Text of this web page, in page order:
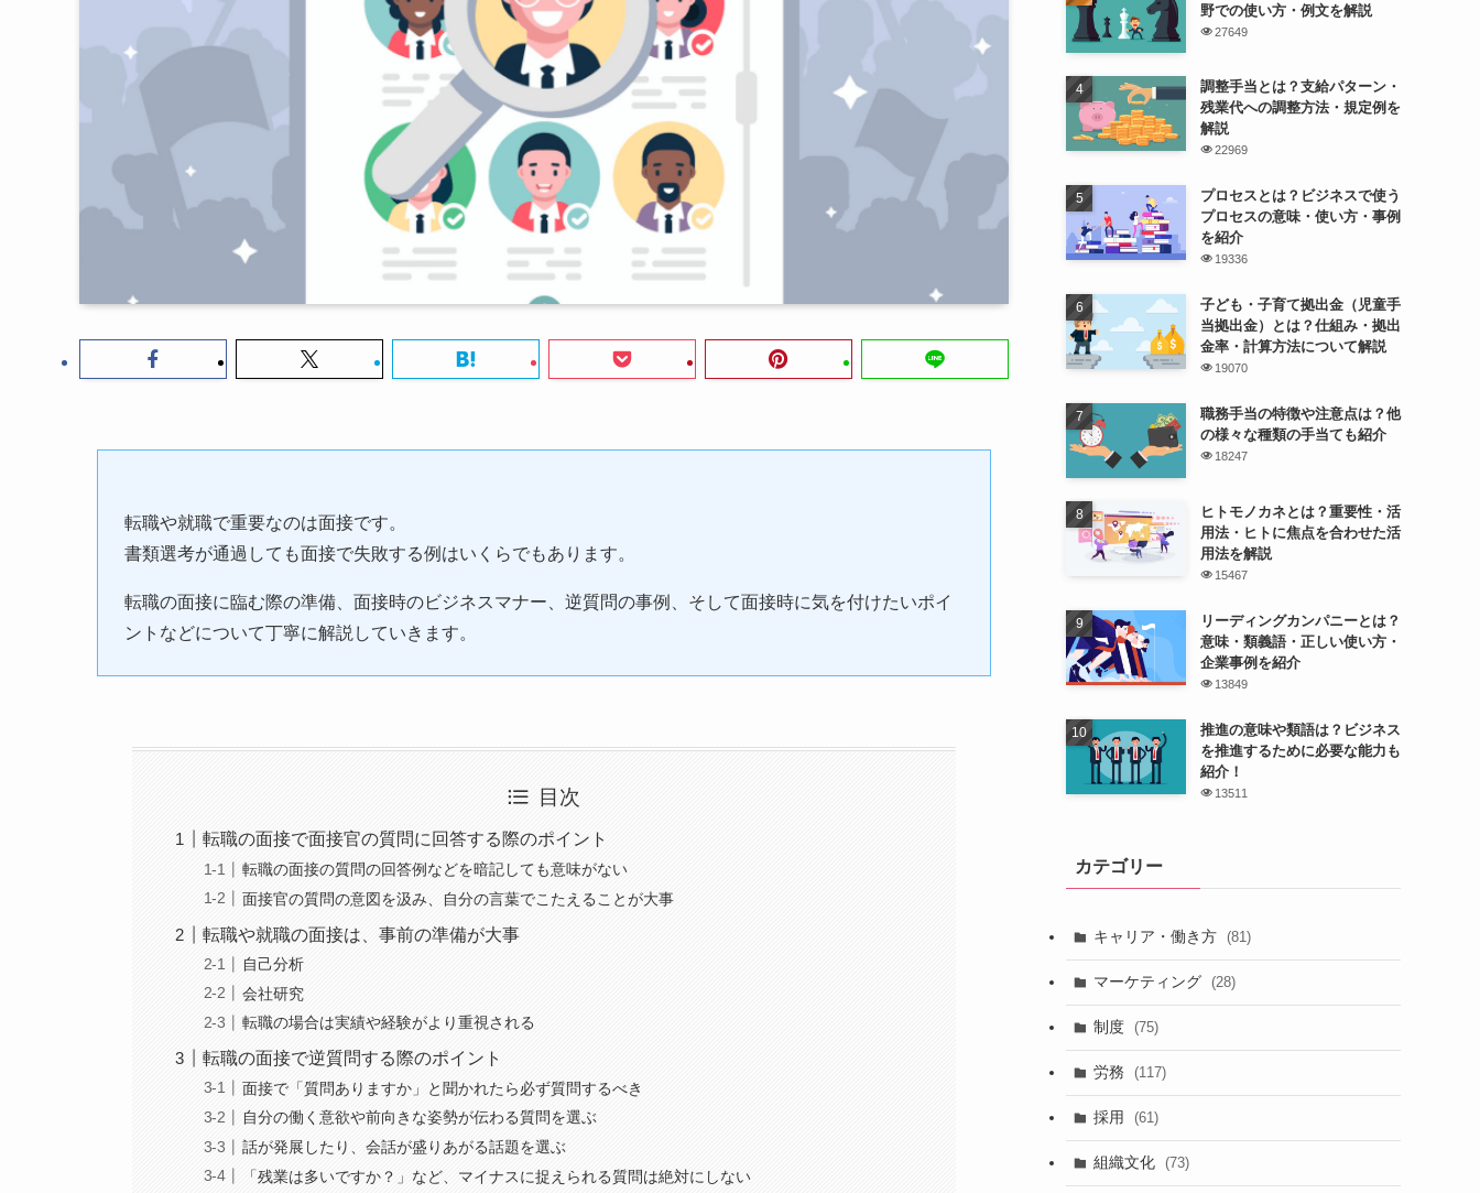
転職や就職で重要なのは面接です。
書類選考が通過しても面接で失敗する例はいくらでもあります。
転職の面接に臨む際の準備、面接時のビジネスマナー、逆質問の事例、そして面接時に気を付けたいポイ
ントなどについて丁寧に解説していきます。
目次
転職の面接で面接官の質問に回答する際のポイント
転職の面接の質問の回答例などを暗記しても意味がない
面接官の質問の意図を汲み、自分の言葉でこたえることが大事
転職や就職の面接は、事前の準備が大事
自己分析
会社研究
転職の場合は実績や経験がより重視される
転職の面接で逆質問する際のポイント
面接で「質問ありますか」と聞かれたら必ず質問するべき
自分の働く意欲や前向きな姿勢が伝わる質問を選ぶ
話が発展したり、会話が盛りあがる話題を選ぶ
「残業は多いですか？」など、マイナスに捉えられる質問は絶対にしない
野での使い方・例文を解説
27649
調整手当とは？支給パターン・
残業代への調整方法・規定例を
解説
22969
プロセスとは？ビジネスで使う
プロセスの意味・使い方・事例
を紹介
19336
子ども・子育て拠出金（児童手
当拠出金）とは？仕組み・拠出
金率・計算方法について解説
19070
職務手当の特徴や注意点は？他
の様々な種類の手当ても紹介
18247
ヒトモノカネとは？重要性・活
用法・ヒトに焦点を合わせた活
用法を解説
15467
リーディングカンパニーとは？
意味・類義語・正しい使い方・
企業事例を紹介
13849
推進の意味や類語は？ビジネス
を推進するために必要な能力も
紹介！
13511
カテゴリー
キャリア・働き方 (81)
マーケティング (28)
制度 (75)
労務 (117)
採用 (61)
組織文化 (73)